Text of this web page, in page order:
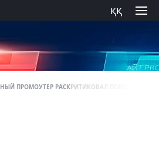
ққ
ПРОМОУТЕР РАСКРИТИКОВАЛ ПОВЕДЕНИЕ